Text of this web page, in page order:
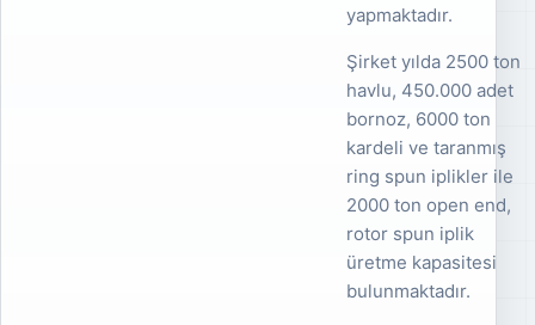
yapmaktadır.
Şirket yılda 2500 ton
havlu, 450.000 adet
bornoz, 6000 ton
kardeli ve taranmış
ring spun iplikler ile
2000 ton open end,
rotor spun iplik
üretme kapasitesi
bulunmaktadır.